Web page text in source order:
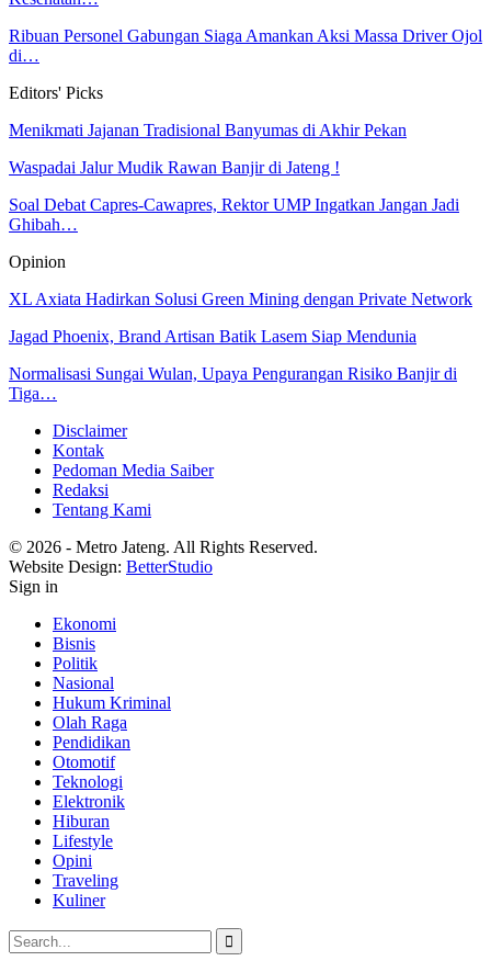
Ribuan Personel Gabungan Siaga Amankan Aksi Massa Driver Ojol
di…
Editors' Picks
Menikmati Jajanan Tradisional Banyumas di Akhir Pekan
Waspadai Jalur Mudik Rawan Banjir di Jateng !
Soal Debat Capres-Cawapres, Rektor UMP Ingatkan Jangan Jadi
Ghibah…
Opinion
XL Axiata Hadirkan Solusi Green Mining dengan Private Network
Jagad Phoenix, Brand Artisan Batik Lasem Siap Mendunia
Normalisasi Sungai Wulan, Upaya Pengurangan Risiko Banjir di
Tiga…
Disclaimer
Kontak
Pedoman Media Saiber
Redaksi
Tentang Kami
© 2026 - Metro Jateng. All Rights Reserved.
Website Design: BetterStudio
Sign in
Ekonomi
Bisnis
Politik
Nasional
Hukum Kriminal
Olah Raga
Pendidikan
Otomotif
Teknologi
Elektronik
Hiburan
Lifestyle
Opini
Traveling
Kuliner